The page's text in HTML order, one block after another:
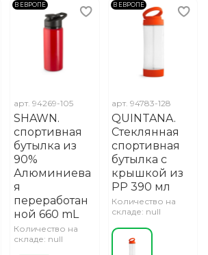
В ЕВРОПЕ
арт.94269-105
SHAWN.
спортивная
бутылка из
90%
Алюминиева
я
переработан
ной 660 mL
Количество на
складе: null
В ЕВРОПЕ
арт.94783-128
QUINTANA.
Стеклянная
спортивная
бутылка с
крышкой из
PP 390 мл
Количество на
складе: null